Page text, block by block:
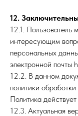
12.
12.1. Пользователь
интересующим
персональных
электронной почты
12.2. В данном
политики
Политика
12.3. Актуальная